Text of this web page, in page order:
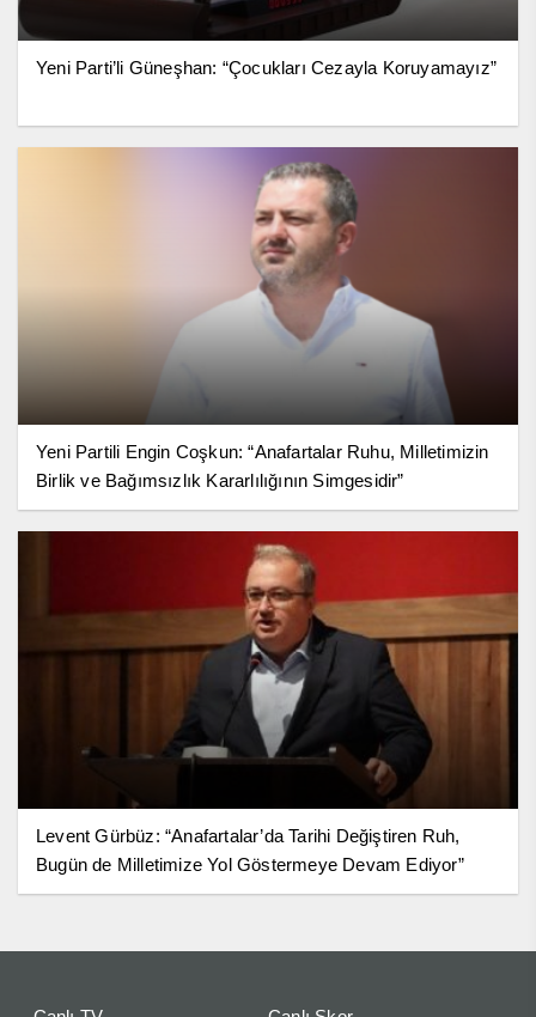
Yeni Parti’li Güneşhan: “Çocukları Cezayla Koruyamayız”
Yeni Partili Engin Coşkun: “Anafartalar Ruhu, Milletimizin
Birlik ve Bağımsızlık Kararlılığının Simgesidir”
Levent Gürbüz: “Anafartalar’da Tarihi Değiştiren Ruh,
Bugün de Milletimize Yol Göstermeye Devam Ediyor”